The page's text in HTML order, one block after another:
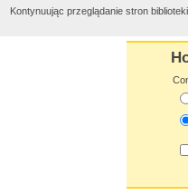
Kontynuując przeglądanie stron